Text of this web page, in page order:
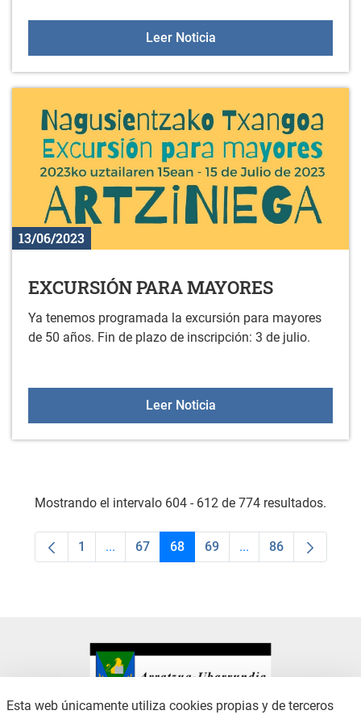
Leer NoticiaENCUENTRO DE
13/06/2023
EXCURSIÓN PARA MAYORES
Ya tenemos programada la excursión para mayores
de 50 años. Fin de plazo de inscripción: 3 de julio.
Leer NoticiaEXCURSIÓN PARA
Mostrando el intervalo 604 - 612 de 774 resultados.
Página
1 ...Páginas intermedias Use TAB para
Página
67 Página
68 Página
69 ...PáginasPágina
86
Esta web únicamente utiliza cookies propias y de terceros